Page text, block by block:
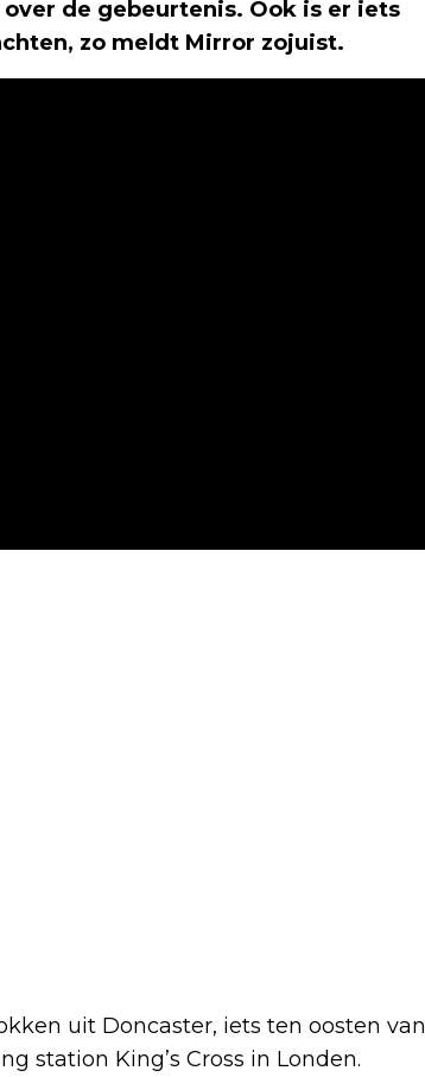
de gebeurtenis. Ook is er iets
zo meldt Mirror zojuist.
uit Doncaster, iets ten oosten van
station King’s Cross in Londen.